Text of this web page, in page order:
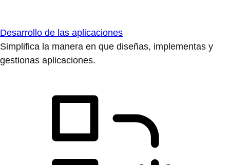
Desarrollo de las aplicaciones
Simplifica la manera en que diseñas, implementas y
gestionas aplicaciones.